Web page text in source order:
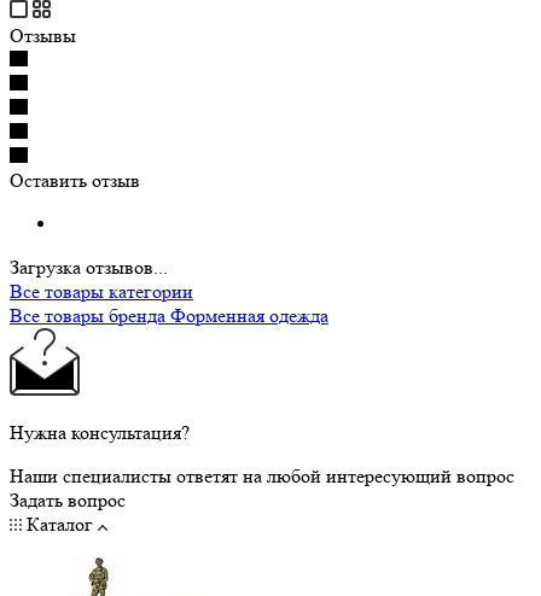
Отзывы
Оставить отзыв
Загрузка отзывов...
Все товары категории
Все товары бренда Форменная одежда
Нужна консультация?
Наши специалисты ответят на любой интересующий вопрос
Задать вопрос
Каталог